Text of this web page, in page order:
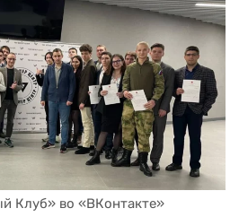
Клуб» во «ВКонтакте»